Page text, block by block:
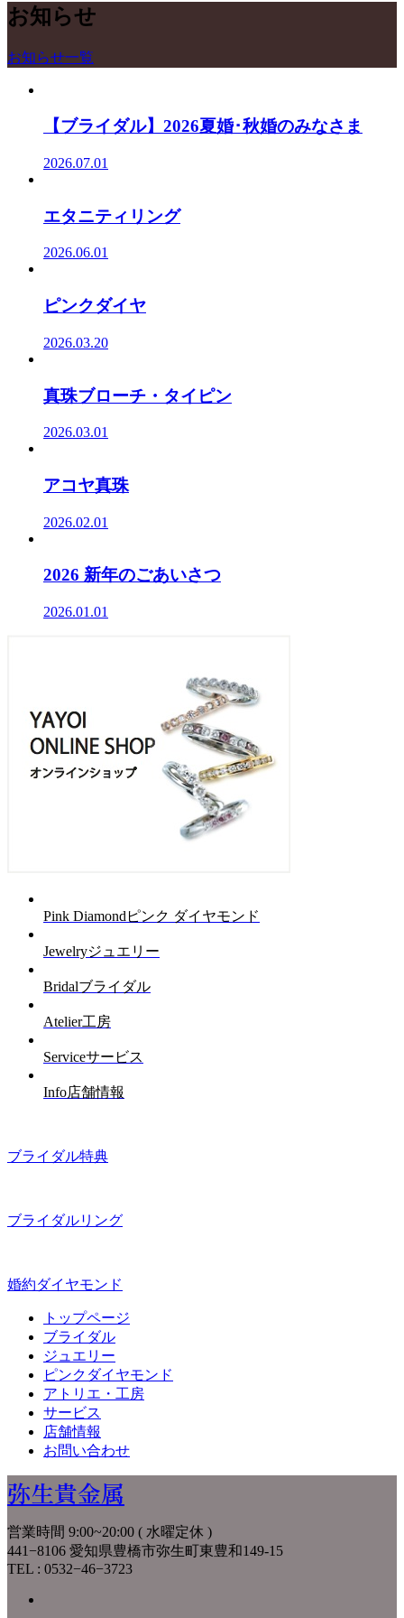
お知らせ
お知らせ一覧
【ブライダル】2026夏婚･秋婚のみなさま
2026.07.01
エタニティリング
2026.06.01
ピンクダイヤ
2026.03.20
真珠ブローチ・タイピン
2026.03.01
アコヤ真珠
2026.02.01
2026 新年のごあいさつ
2026.01.01
Pink Diamond ピンク ダイヤモンド
Jewelryジュエリー
Bridalブライダル
Atelier工房
Serviceサービス
Info店舗情報
ブライダル特典
ブライダルリング
婚約ダイヤモンド
トップページ
ブライダル
ジュエリー
ピンクダイヤモンド
アトリエ・工房
サービス
店舗情報
お問い合わせ
弥生貴金属
営業時間 9:00~20:00 ( 水曜定休 )
441−8106 愛知県豊橋市弥生町東豊和149-15
TEL : 0532−46−3723